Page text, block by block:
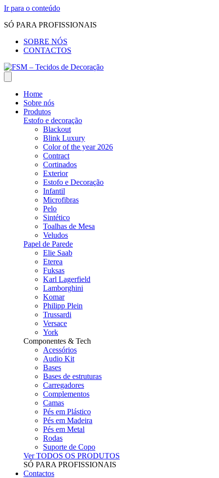
Ir para o conteúdo
SÓ PARA PROFISSIONAIS
SOBRE NÓS
CONTACTOS
Home
Sobre nós
Produtos
Estofo e decoração
Blackout
Blink Luxury
Color of the year 2026
Contract
Cortinados
Exterior
Estofo e Decoração
Infantil
Microfibras
Pelo
Sintético
Toalhas de Mesa
Veludos
Papel de Parede
Elie Saab
Eterea
Fuksas
Karl Lagerfield
Lamborghini
Komar
Philipp Plein
Trussardi
Versace
York
Componentes & Tech
Acessórios
Audio Kit
Bases
Bases de estruturas
Carregadores
Complementos
Camas
Pés em Plástico
Pés em Madeira
Pés em Metal
Rodas
Suporte de Copo
Ver TODOS OS PRODUTOS
SÓ PARA PROFISSIONAIS
Contactos